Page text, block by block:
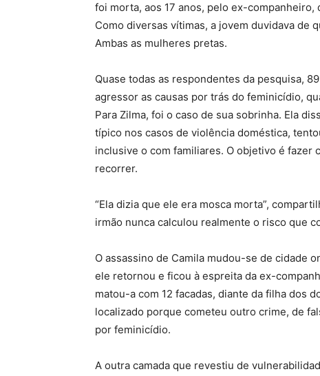
foi morta, aos 17 anos, pelo ex-
Como diversas vítimas, a jovem duvidava de
Ambas as mulheres pretas.
Quase todas as respondentes da pesquisa,
agressor as causas por trás do feminicídio,
Para Zilma, foi o caso de sua sobrinha. Ela
típico nos casos de violência doméstica,
inclusive o com familiares. O objetivo é fazer
recorrer.
“Ela dizia que ele era mosca morta”,
irmão nunca calculou realmente o risco que
O assassino de Camila mudou-se de cidade
ele retornou e ficou à espreita da ex-
matou-a com 12 facadas, diante da filha dos
localizado porque cometeu outro crime, de
por feminicídio.
A outra camada que revestiu de